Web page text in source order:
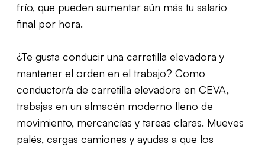
frío, que pueden aumentar aún más tu salario
final por hora.
¿Te gusta conducir una carretilla elevadora y
mantener el orden en el trabajo? Como
conductor/a de carretilla elevadora en CEVA,
trabajas en un almacén moderno lleno de
movimiento, mercancías y tareas claras. Mueves
palés, cargas camiones y ayudas a que los